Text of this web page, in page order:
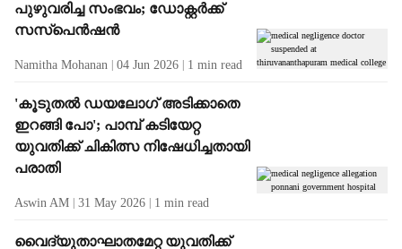
പുഴുവരിച്ച സംഭവം; ഡോക്റ്റർക്ക്
സസ്പെൻഷൻ
Namitha Mohanan 04 Jun 2026 1 min read
'കൂടുതൽ ഡയലോഗ് അടിക്കാതെ
ഇറങ്ങി പോ'; പാമ്പ് കടിയേറ്റ
യുവതിക്ക് ചികിത്സ നിഷേധിച്ചതായി
പരാതി
Aswin AM 31 May 2026 1 min read
വൈദ്യുതാഘാതമേറ്റ യുവതിക്ക്